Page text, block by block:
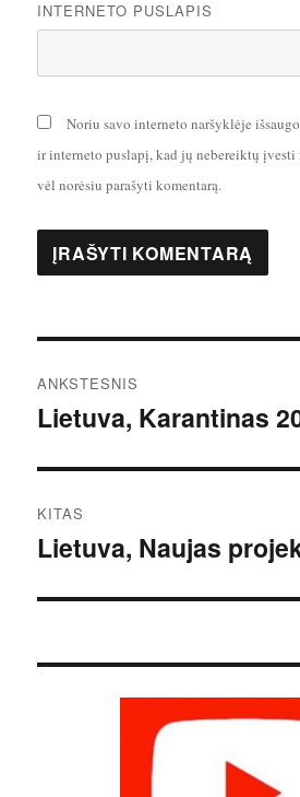
INTERNETO PUSLAPIS
Noriu savo interneto naršyklėje
ir interneto puslapį, kad jų nebereiktų
vėl norėsiu parašyti komentarą.
tarp
ANKSTESNIS
Ankstesnis
Lietuva, Karantinas
KITAS
Kitas
Lietuva, Naujas